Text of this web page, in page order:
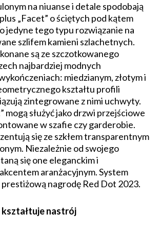
na niuanse i detale spodobają
„Facet” o ściętych pod kątem
jedyne tego typu rozwiązanie na
szlifem kamieni szlachetnych.
są ze szczotkowanego
najbardziej modnych
miedzianym, złotym i
kształtu profili
zintegrowane z nimi uchwyty.
mogą służyć jako drzwi przejściowe
w szafie czy garderobie.
się ze szkłem transparentnym
Niezależnie od swojego
się one eleganckim i
aranżacyjnym. System
prestiżową nagrodę Red Dot 2023.
nastrój